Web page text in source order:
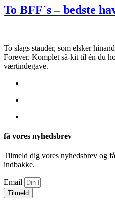
To BFF´s – bedste
To slags stauder, som elsker
Forever. Komplet så-kit til én du
værtindegave.
få vores nyhedsbrev
Tilmeld dig vores nyhedsbrev og
indbakke.
Email
Tilmeld